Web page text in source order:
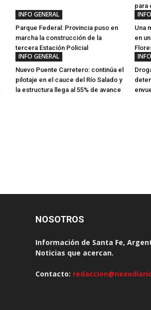
para
INFO GENERAL
Parque Federal: Provincia puso en
marcha la construcción de la
tercera Estación Policial
Una
en
INFO GENERAL
Nuevo Puente Carretero: continúa el
pilotaje en el cauce del Río Salado y
la estructura llega al 55% de avance
NOSOTROS
Información de Santa Fe,
Noticias que acercan.
Contacto: